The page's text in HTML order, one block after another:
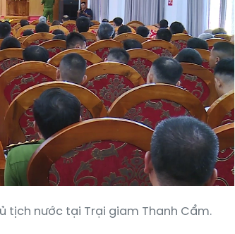
tịch nước tại Trại giam Thanh Cẩm.